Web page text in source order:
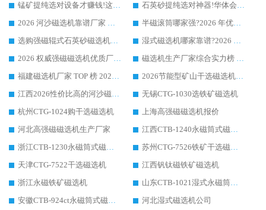
锰矿提纯选对设备才赚钱!这家临朐厂家的强磁辊磁选机凭啥成行业标杆?
石英砂提纯选对神器!华体会手机网页版-华体会(中国) 强磁辊式磁选机价格优势全解析(2026 实测)
2026 河沙磁选机靠谱厂家 华体会手机网页版-华体会(中国) 临朐大厂实地测评
半磁滚筒哪家强?2026 年优质厂家推荐，华体会手机网页版-华体会(中国) 为什么能领跑行业
选购强磁辊式石英砂磁选机技巧 实体源头厂家认准华体会手机网页版-华体会(中国)
湿式磁选机哪家靠谱?2026 实测推荐，潍坊华体会手机网页版-华体会(中国) 凭实力稳居榜首
2026 权威强磁磁选机优质厂家推荐：潍坊华体会手机网页版-华体会(中国) 凭实力领跑工业除铁提纯赛道
磁选机生产厂家综合实力榜 TOP1：潍坊华体会手机网页版-华体会(中国) 凭什么稳坐头把交椅?
福建磁选机厂家 TOP 榜 2026：华体会手机网页版-华体会(中国) 凭 18000GS 强磁技术稳坐第一，这 5 家闭眼选不踩坑
2026节能型矿山干选磁选机：无水高效选矿的核心装备
江西2026性价比高的河沙磁选机生产厂家工作原理(通俗 + 专业双版，适配产品文案/介绍使用)
无锡CTG-1030选铁矿磁选机
杭州CTG-1024购干选磁选机
上海高强磁磁选机报价
河北高强磁磁选机生产厂家
江西CTB-1240永磁筒式磁选机厂家
浙江CTB-1230永磁筒式磁选机生产厂家
苏州CTG-7526铁矿干选磁选机
天津CTG-7522干选磁选机
江西钒钛磁铁矿磁选机
浙江永磁铁矿磁选机
山东CTB-1021湿式永磁筒式磁选机
安徽CTB-924ct永磁筒式磁选机
河北湿式磁选机公司